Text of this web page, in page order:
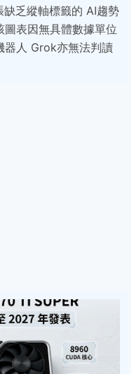
缺乏縱軸標籤的 AI趨勢
表因無具體數據單位
器人 Grok亦無法判讀